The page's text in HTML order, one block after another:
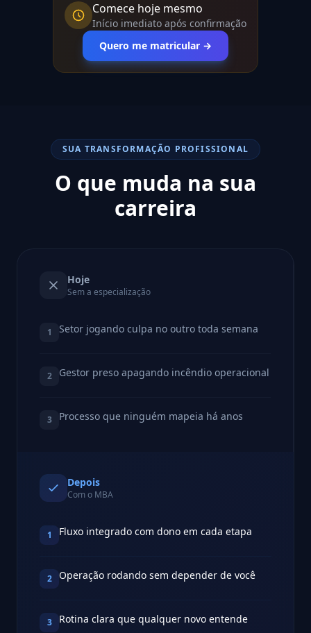
Comece hoje mesmo
Início imediato após confirmação
Quero me matricular →
SUA TRANSFORMAÇÃO PROFISSIONAL
O que muda na sua
carreira
Hoje
Sem a especialização
1 Setor jogando culpa no outro toda semana
2 Gestor preso apagando incêndio operacional
3 Processo que ninguém mapeia há anos
Depois
Com o MBA
1 Fluxo integrado com dono em cada etapa
2 Operação rodando sem depender de você
3 Rotina clara que qualquer novo entende